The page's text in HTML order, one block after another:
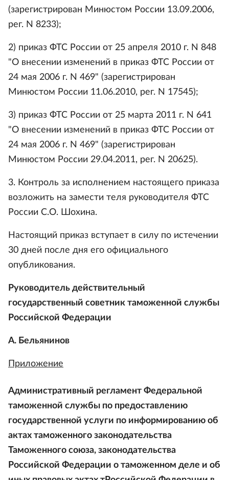
(зарегистрирован Минюстом России 13.09.2006,
peг. N 8233);
2) приказ ФТС России от 25 апреля 2010 г. N 848
"О внесении изменений в приказ ФТС России от
24 мая 2006 г. N 469" (зарегистрирован
Минюстом России 11.06.2010, peг. N 17545);
3) приказ ФТС России от 25 марта 2011 г. N 641
"О внесении изменений в приказ ФТС России от
24 мая 2006 г. N 469" (зарегистрирован
Минюстом России 29.04.2011, peг. N 20625).
3. Контроль за исполнением настоящего приказа
возложить на замести теля руководителя ФТС
России С.О. Шохина.
Настоящий приказ вступает в силу по истечении
30 дней после дня его официального
опубликования.
Руководитель действительный
государственный советник таможенной службы
Российской Федерации
А. Бельянинов
Приложение
Административный регламент Федеральной
таможенной службы по предоставлению
государственной услуги по информированию об
актах таможенного законодательства
Таможенного союза, законодательства
Российской Федерации о таможенном деле и об